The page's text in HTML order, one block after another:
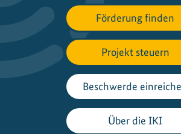
n
a
l
e
K
l
i
m
a
Förderung finden
Projekt steuern
Beschwerde
Über die IKI